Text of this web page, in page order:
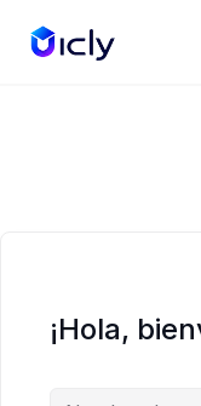
¡Hola,